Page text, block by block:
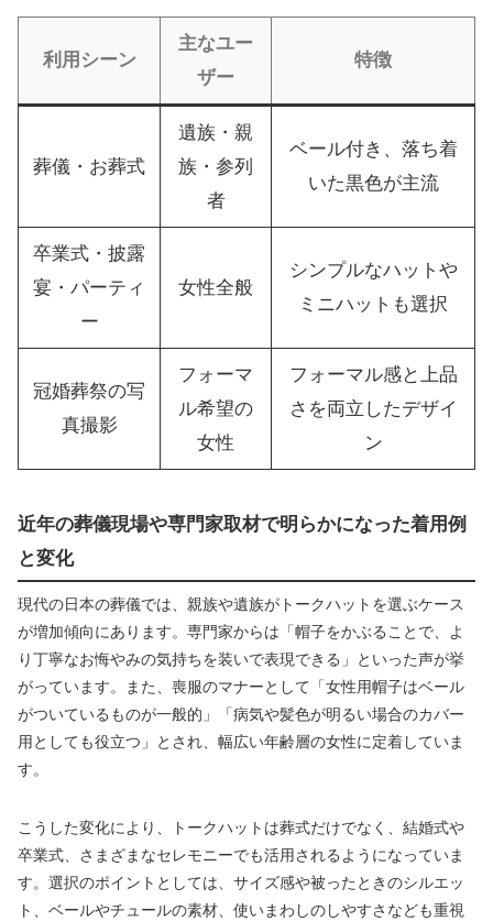
利用シーン
主なユー
ザー
特徴
葬儀・お葬式
遺族・親
族・参列
者
ベール付き、落ち着
いた黒色が主流
卒業式・披露
宴・パーティ
ー
女性全般
シンプルなハットや
ミニハットも選択
冠婚葬祭の写
真撮影
フォーマ
ル希望の
女性
フォーマル感と上品
さを両立したデザイ
ン
近年の葬儀現場や専門家取材で明らかになった着用例
と変化
現代の日本の葬儀では、親族や遺族がトークハットを選ぶケース
が増加傾向にあります。専門家からは「帽子をかぶることで、よ
り丁寧なお悔やみの気持ちを装いで表現できる」といった声が挙
がっています。また、喪服のマナーとして「女性用帽子はベール
がついているものが一般的」「病気や髪色が明るい場合のカバー
用としても役立つ」とされ、幅広い年齢層の女性に定着していま
す。
こうした変化により、トークハットは葬式だけでなく、結婚式や
卒業式、さまざまなセレモニーでも活用されるようになっていま
す。選択のポイントとしては、サイズ感や被ったときのシルエッ
ト、ベールやチュールの素材、使いまわしのしやすさなども重視